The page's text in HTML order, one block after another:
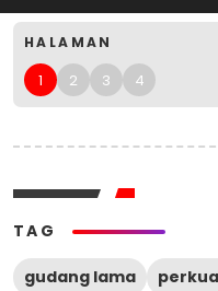
HALAMAN
1 2 3 4
TAG
gudang lama